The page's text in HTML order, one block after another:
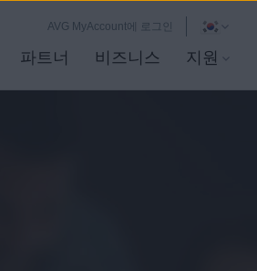
AVG MyAccount에 로그인
파트너 비즈니스 지원